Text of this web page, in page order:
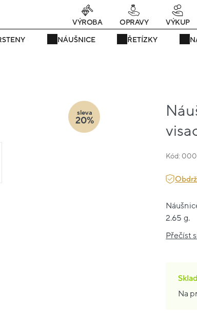
teď! - 20 % na vše! Kód: SRPEN20 25 dní : 14h :
NÁUŠNICE ŘETÍZKY
VÝROBA OPRAVY VÝKUP
Kód:
sleva
20%
2.65 g.
Přečíst
Na